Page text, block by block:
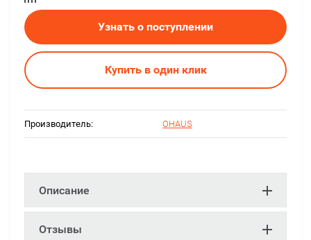
Узнать о поступлении
Купить в один клик
Производитель: OHAUS
Описание
Отзывы